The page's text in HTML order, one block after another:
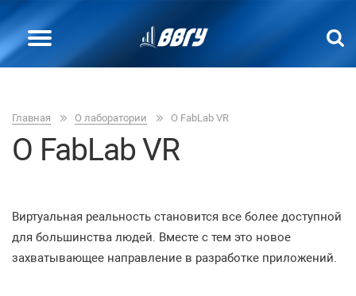
Главная О лаборатории О FabLab VR
О FabLab VR
Виртуальная реальность становится все более доступной
для большинства людей. Вместе с тем это новое
захватывающее направление в разработке приложений.